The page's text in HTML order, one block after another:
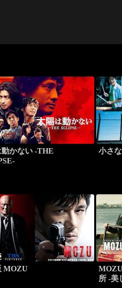
動かない -THE
小さ
MOZU
所 -美